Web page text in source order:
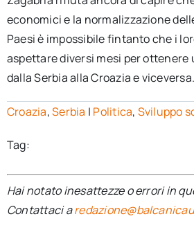
economici e la normalizzazione
Paesi è impossibile fintanto che i
aspettare diversi mesi per ottenere
dalla Serbia alla Croazia e viceversa.
Croazia,Serbia | Politica, Sviluppo
Tag:
Hai notato inesattezze o errori in
Contattaci a